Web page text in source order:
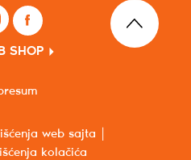
SHOP
web sajta
kolačića